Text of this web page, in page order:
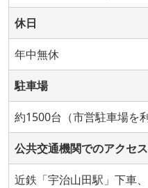
休日
年中無休
駐車場
約1500台（市営駐車場を
公共交通機関でのアクセス
近鉄「宇治山田駅」下車